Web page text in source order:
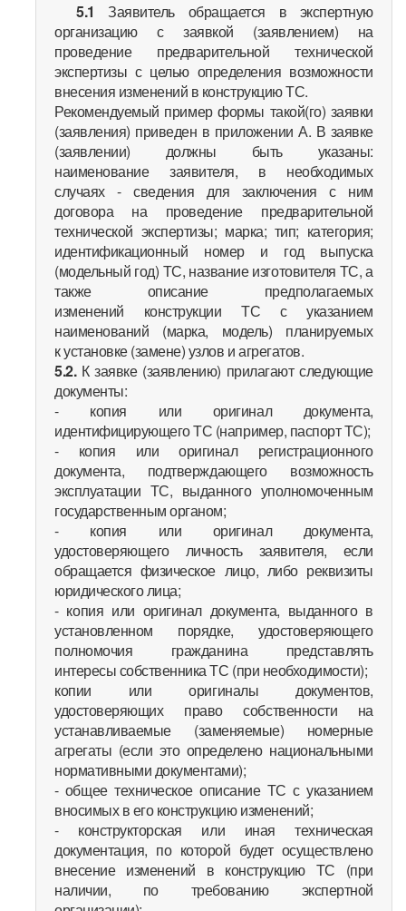
5.1
Заявитель обращается в экспертную
организацию с заявкой (заявлением) на
проведение предварительной технической
экспертизы с целью определения возможности
внесения изменений в конструкцию ТС.
Рекомендуемый пример формы такой(го) заявки
(заявления) приведен в приложении А. В заявке
(заявлении) должны быть указаны:
наименование заявителя, в необходимых
случаях - сведения для заключения с ним
договора на проведение предварительной
технической экспертизы; марка; тип; категория;
идентификационный номер и год выпуска
(модельный год) ТС, название изготовителя ТС, а
также описание предполагаемых
изменений конструкции ТС с указанием
наименований (марка, модель) планируемых
к установке (замене) узлов и агрегатов.
5.2.К заявке (заявлению) прилагают следующие
документы:
- копия или оригинал документа,
идентифицирующего ТС (например, паспорт ТС);
- копия или оригинал регистрационного
документа, подтверждающего возможность
эксплуатации ТС, выданного уполномоченным
государственным органом;
- копия или оригинал документа,
удостоверяющего личность заявителя, если
обращается физическое лицо, либо реквизиты
юридического лица;
- копия или оригинал документа, выданного в
установленном порядке, удостоверяющего
полномочия гражданина представлять
интересы собственника ТС (при необходимости);
копии или оригиналы документов,
удостоверяющих право собственности на
устанавливаемые (заменяемые) номерные
агрегаты (если это определено национальными
нормативными документами);
- общее техническое описание ТС с указанием
вносимых в его конструкцию изменений;
- конструкторская или иная техническая
документация, по которой будет осуществлено
внесение изменений в конструкцию ТС (при
наличии, по требованию экспертной